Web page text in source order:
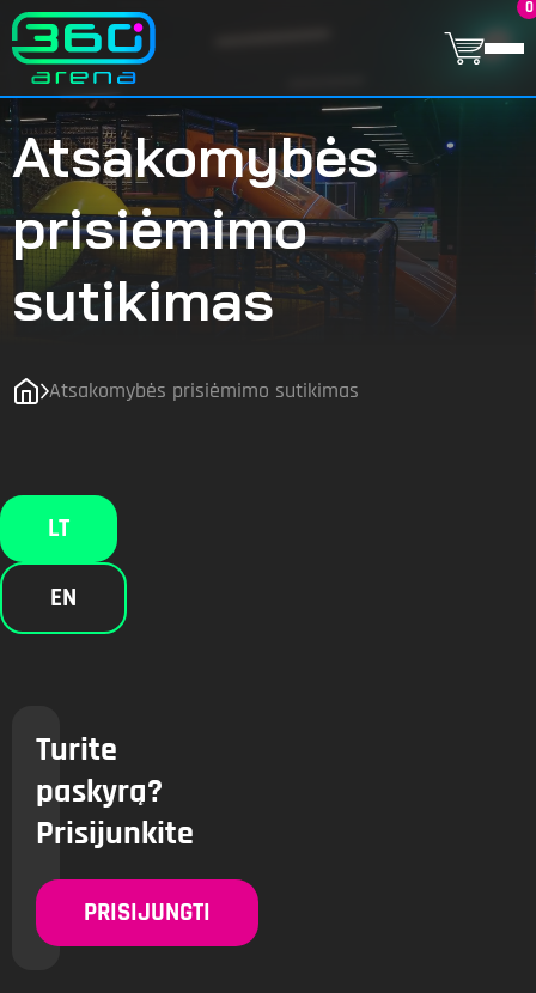
0
Atsakomybės
prisiėmimo
sutikimas
Atsakomybės prisiėmimo sutikimas
LT
EN
Turite
paskyrą?
Prisijunkite
PRISIJUNGTI